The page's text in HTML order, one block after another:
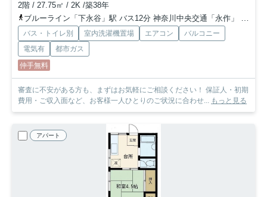
2階 / 27.75㎡ / 2K /築38年
ブルーライン「下永谷」駅 バス12分 神奈川中央交通「永作」 停歩3分
バス・トイレ別 室内洗濯機置場 エアコン
バルコニー
電気有
都市ガス
仲手無料
審査に不安がある方も、まずはお気軽にご相談ください！ 保証人・初期
費用・ご収入面など、お客様一人ひとりのご状況に合わせ... もっと見る
アパート